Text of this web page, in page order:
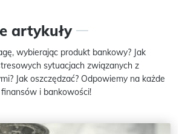
artykuły
wybierając produkt bankowy? Jak
sytuacjach związanych z
Jak oszczędzać? Odpowiemy na każde
i bankowości!